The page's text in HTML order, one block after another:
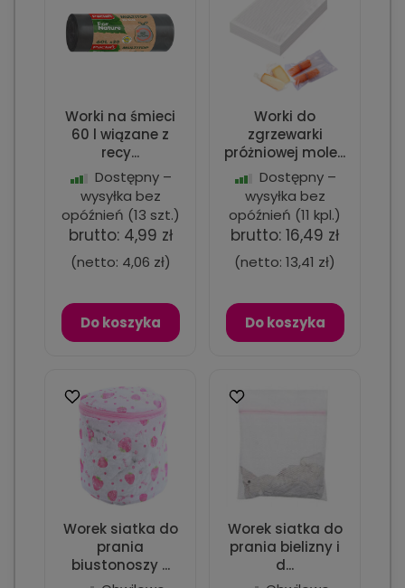
Worki na śmieci
60 l wiązane z
recy...
Dostępny –
wysyłka bez
opóźnień (13 szt.)
brutto: 4,99 zł
(netto: 4,06 zł)
Do koszyka
Worki do
zgrzewarki
próżniowej mole...
Dostępny –
wysyłka bez
opóźnień (11 kpl.)
brutto: 16,49 zł
(netto: 13,41 zł)
Do koszyka
Worek siatka do
prania
biustonoszy ...
Worek siatka do
prania bielizny i
d...